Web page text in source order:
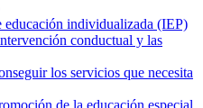
educación individualizada (IEP)
conductual y las
los servicios que necesita
de la educación especial